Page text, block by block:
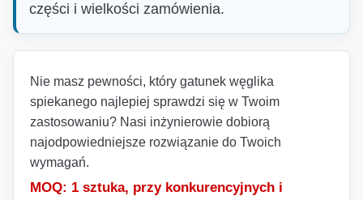
części i wielkości zamówienia.
Nie masz pewności, który gatunek węglika
spiekanego najlepiej sprawdzi się w Twoim
zastosowaniu? Nasi inżynierowie dobiorą
najodpowiedniejsze rozwiązanie do Twoich
wymagań.
MOQ: 1 sztuka, przy konkurencyjnych i